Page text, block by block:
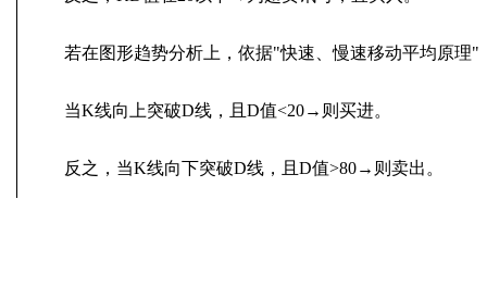
若在图形趋势分析上，依据"快速、慢速移动平均原理"
当K线向上突破D线，且D值<20→则买进。
反之，当K线向下突破D线，且D值>80→则卖出。